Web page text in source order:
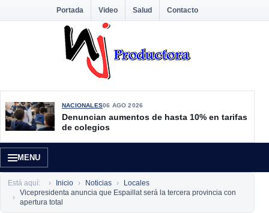
Portada Video Salud Contacto
NACIONALES06 AGO 2026
Denuncian aumentos de hasta 10% en tarifas
de colegios
MENU
Está aquí: Inicio Noticias
Locales
Vicepresidenta anuncia que Espaillat será la tercera provincia con
apertura total